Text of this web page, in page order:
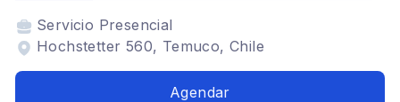
Servicio Presencial
Hochstetter 560, Temuco, Chile
Agendar